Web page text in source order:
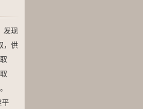
发现
，供
平